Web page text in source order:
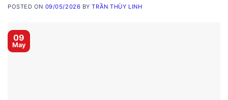
POSTED ON 09/05/2026 BYTRẦN THÙY LINH
09
May